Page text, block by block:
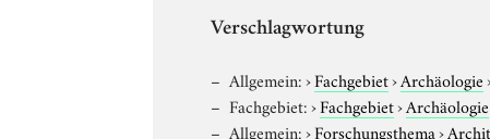
Verschlagwortung
Allgemein:›Fachgebiet›Archäologie
Fachgebiet:›Fachgebiet›Archäologie
Allgemein:›Forschungsthema›